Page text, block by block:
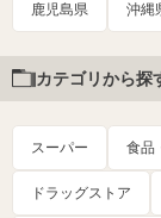
鹿児島県 沖縄
カテゴリから探
スーパー 食品
ドラッグストア